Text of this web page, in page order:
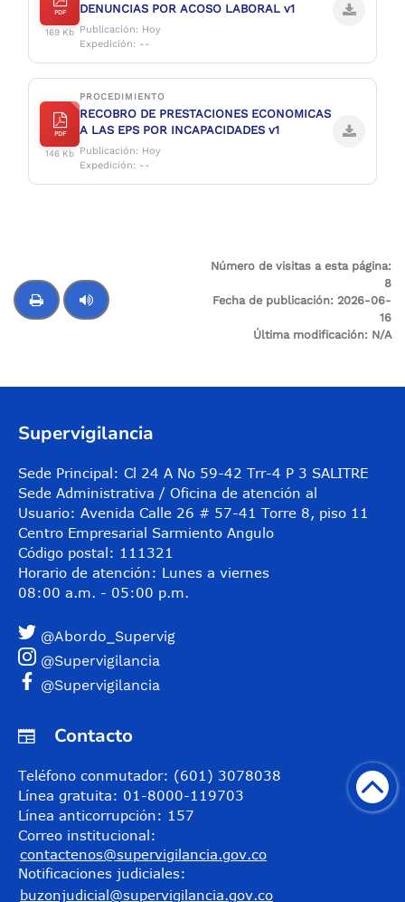
PDF
169 Kb
DENUNCIAS POR ACOSO LABORAL v1
Publicación: Hoy
Expedición: --
PDF
146 Kb
PROCEDIMIENTO
RECOBRO DE PRESTACIONES ECONOMICAS
A LAS EPS POR INCAPACIDADES v1
Publicación: Hoy
Expedición: --
Número de visitas a esta página:
8
Fecha de publicación: 2026-06-
16
Última modificación: N/A
Supervigilancia
Sede Principal: Cl 24 A No 59-42 Trr-4 P 3 SALITRE
Sede Administrativa / Oficina de atención al
Usuario: Avenida Calle 26 # 57-41 Torre 8, piso 11
Centro Empresarial Sarmiento Angulo
Código postal: 111321
Horario de atención: Lunes a viernes
08:00 a.m. - 05:00 p.m.
@Abordo_Supervig
@Supervigilancia
@Supervigilancia
Contacto
Teléfono conmutador: (601) 3078038
Línea gratuita: 01-8000-119703
Línea anticorrupción: 157
Correo institucional:
contactenos@supervigilancia.gov.co
Notificaciones judiciales:
buzonjudicial@supervigilancia.gov.co